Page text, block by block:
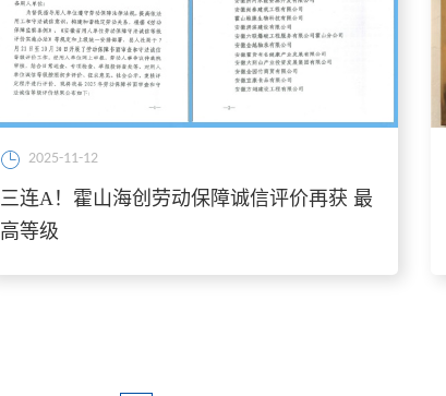
2025-11-12
三连A！霍山海创劳动保障诚信评价再获 最
高等级